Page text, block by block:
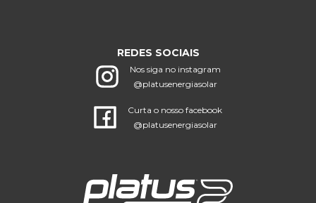
REDES SOCIAIS
Nos siga no instagram
@platusenergiasolar
Curta o nosso facebook
@platusenergiasolar